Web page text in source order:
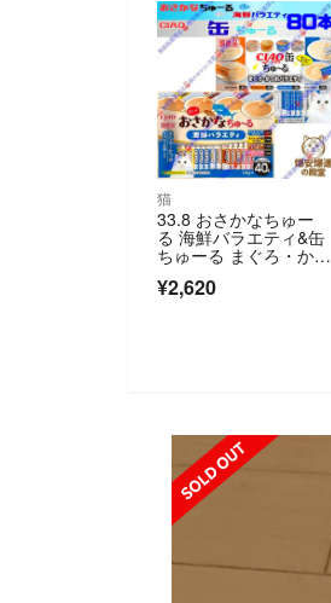
猫
33.8 おさかなちゅー
る 海鮮バラエティ&缶
ちゅーる まぐろ・かつ
¥2,620